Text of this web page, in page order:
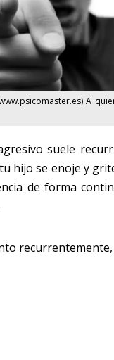
A
suele
hijo se enoje y
de forma